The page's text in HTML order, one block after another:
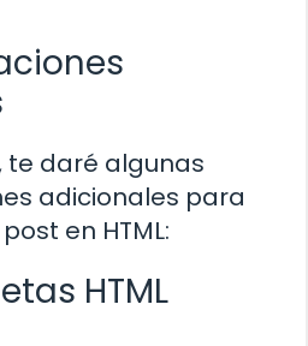
te daré algunas
adicionales para
en HTML:
HTML